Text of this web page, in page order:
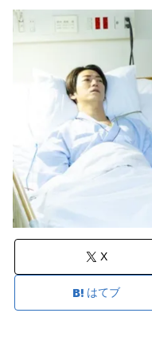
X
はてブ